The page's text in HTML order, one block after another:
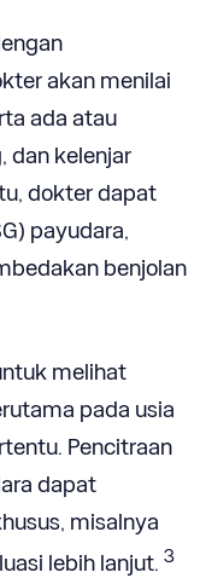
akan menilai
ada atau
dan kelenjar
dokter dapat
payudara,
benjolan
melihat
pada usia
Pencitraan
dapat
misalnya
lebih lanjut. 3